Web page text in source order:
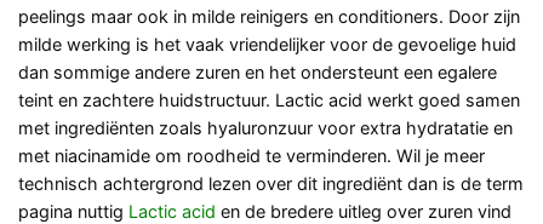
peelings maar ook in milde reinigers en conditioners. Door zijn
milde werking is het vaak vriendelijker voor de gevoelige huid
dan sommige andere zuren en het ondersteunt een egalere
teint en zachtere huidstructuur. Lactic acid werkt goed samen
met ingrediënten zoals hyaluronzuur voor extra hydratatie en
met niacinamide om roodheid te verminderen. Wil je meer
technisch achtergrond lezen over dit ingrediënt dan is de term
pagina nuttig Lactic acid en de bredere uitleg over zuren vind